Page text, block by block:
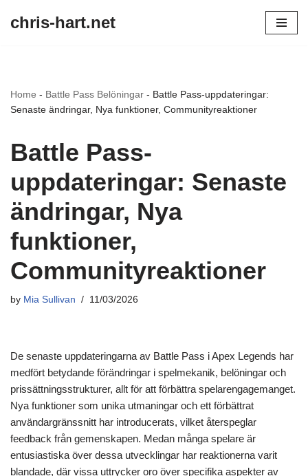
chris-hart.net
Home - Battle Pass Belöningar - Battle Pass-uppdateringar:
Senaste ändringar, Nya funktioner, Communityreaktioner
Battle Pass-
uppdateringar: Senaste
ändringar, Nya
funktioner,
Communityreaktioner
by Mia Sullivan 11/03/2026
De senaste uppdateringarna av Battle Pass i Apex Legends har
medfört betydande förändringar i spelmekanik, belöningar och
prissättningsstrukturer, allt för att förbättra spelarengagemanget.
Nya funktioner som unika utmaningar och ett förbättrat
användargränssnitt har introducerats, vilket återspeglar
feedback från gemenskapen. Medan många spelare är
entusiastiska över dessa utvecklingar har reaktionerna varit
blandade, där vissa uttrycker oro över specifika aspekter av